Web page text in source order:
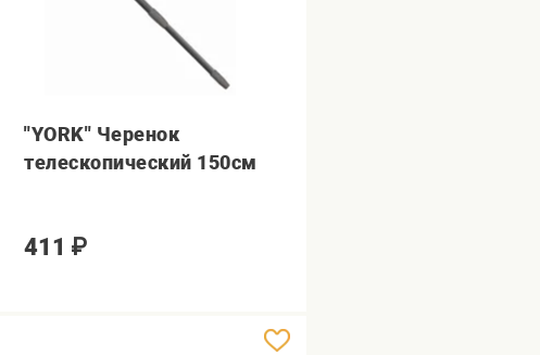
"YORK" Черенок
телескопический 150см
411 ₽